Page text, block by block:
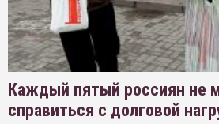
Каждый пятый россиян не
справиться с долговой